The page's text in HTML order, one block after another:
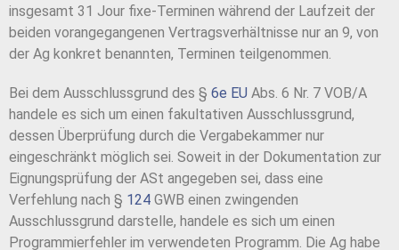
insgesamt 31 Jour fixe-Terminen während der Laufzeit der
beiden vorangegangenen Vertragsverhältnisse nur an 9, von
der Ag konkret benannten, Terminen teilgenommen.
Bei dem Ausschlussgrund des § 6e EU Abs. 6 Nr. 7 VOB/A
handele es sich um einen fakultativen Ausschlussgrund,
dessen Überprüfung durch die Vergabekammer nur
eingeschränkt möglich sei. Soweit in der Dokumentation zur
Eignungsprüfung der ASt angegeben sei, dass eine
Verfehlung nach § 124 GWB einen zwingenden
Ausschlussgrund darstelle, handele es sich um einen
Programmierfehler im verwendeten Programm. Die Ag habe